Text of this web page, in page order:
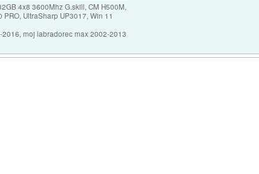
4x8 3600Mhz G.skill, CM H500M,
UltraSharp UP3017, Win 11
moj labradorec max 2002-2013